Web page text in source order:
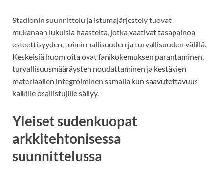
Stadionin suunnittelu ja istumajärjestely tuovat
mukanaan lukuisia haasteita, jotka vaativat tasapainoa
esteettisyyden, toiminnallisuuden ja turvallisuuden välillä.
Keskeisiä huomioita ovat fanikokemuksen parantaminen,
turvallisuusmääräysten noudattaminen ja kestävien
materiaalien integroiminen samalla kun saavutettavuus
kaikille osallistujille säilyy.
Yleiset sudenkuopat
arkkitehtonisessa
suunnittelussa